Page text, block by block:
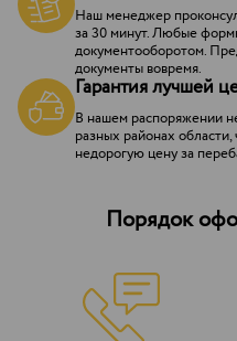
Наш менеджер
за 30 минут. Любые
документооборотом.
документы вовремя.
Гарантия лучшей
В нашем распоряжении
разных районах
недорогую цену за
Порядок